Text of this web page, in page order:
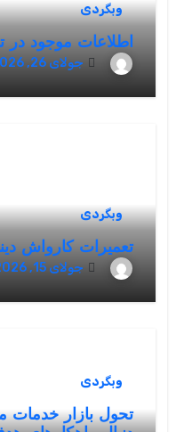
وبگردی
اطلاعات موجود
جولای 26, 2026
وبگردی
تعمیرات کارواش
جولای 15, 2026
وبگردی
تحول بازار خدمات